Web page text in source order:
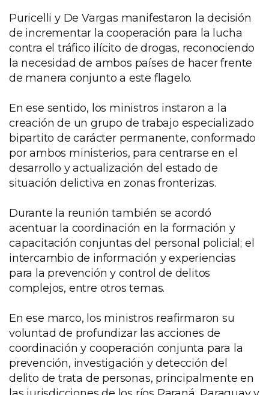
Puricelli y De Vargas manifestaron la decisión
de incrementar la cooperación para la lucha
contra el tráfico ilícito de drogas, reconociendo
la necesidad de ambos países de hacer frente
de manera conjunto a este flagelo.
En ese sentido, los ministros instaron a la
creación de un grupo de trabajo especializado
bipartito de carácter permanente, conformado
por ambos ministerios, para centrarse en el
desarrollo y actualización del estado de
situación delictiva en zonas fronterizas.
Durante la reunión también se acordó
acentuar la coordinación en la formación y
capacitación conjuntas del personal policial; el
intercambio de información y experiencias
para la prevención y control de delitos
complejos, entre otros temas.
En ese marco, los ministros reafirmaron su
voluntad de profundizar las acciones de
coordinación y cooperación conjunta para la
prevención, investigación y detección del
delito de trata de personas, principalmente en